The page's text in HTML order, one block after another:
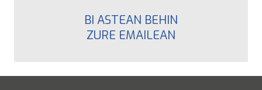
BI ASTEAN BEHIN
ZURE EMAILEAN